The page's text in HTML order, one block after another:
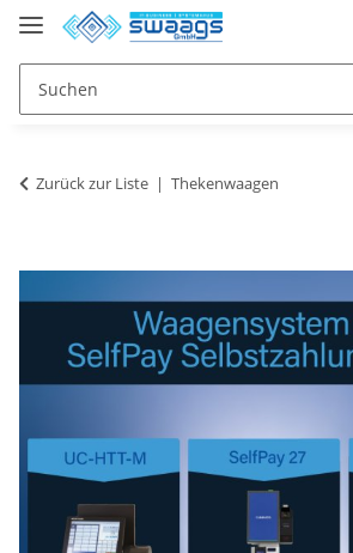
Zurück zur Liste Thekenwaagen